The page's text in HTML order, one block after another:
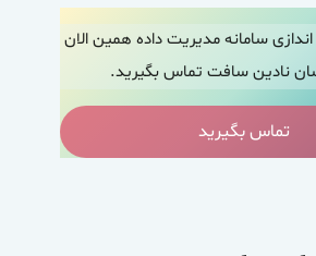
اندازی سامانه مدیریت داده همین الان
نادین سافت تماس بگیرید.
تماس بگیرید